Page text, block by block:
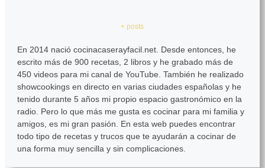
+ posts
En 2014 nació cocinacaserayfacil.net. Desde entonces, he
escrito más de 900 recetas, 2 libros y he grabado más de
450 videos para mi canal de YouTube. También he realizado
showcookings en directo en varias ciudades españolas y he
tenido durante 5 años mi propio espacio gastronómico en la
radio. Pero lo que más me gusta es cocinar para mi familia y
amigos, es mi gran pasión. En esta web puedes encontrar
todo tipo de recetas y trucos que te ayudarán a cocinar de
una forma muy sencilla y sin complicaciones.